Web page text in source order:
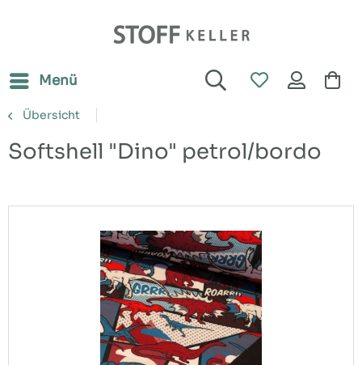
Menü
Übersicht
Softshell "Dino" petrol/bordo